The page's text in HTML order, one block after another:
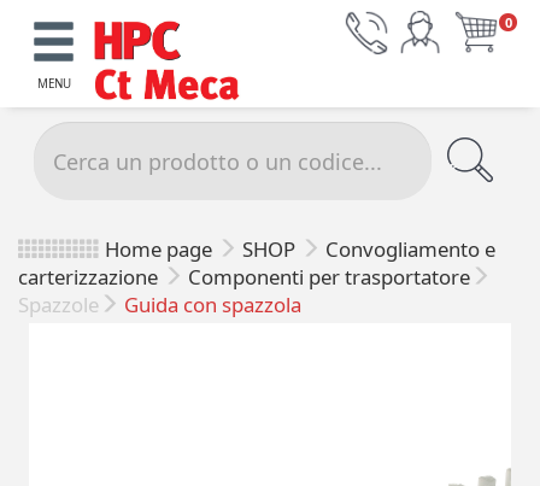
MENU
0
Home page SHOP
Convogliamento e
carterizzazione
Componenti per trasportatore
Spazzole
Guida con spazzola